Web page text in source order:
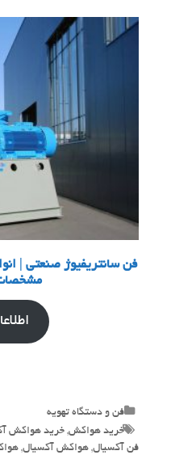
فن سانتریفیوژ صنعتی |
مشخصات
Categories
فن و دستگاه تهویه
Tags
خرید هواکش, خرید هواکش
فن آکسیال, هواکش آکسیال,